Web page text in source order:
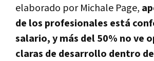
elaborado por Michale Page,
de los profesionales está
salario, y más del 50% no ve
claras de desarrollo dentro